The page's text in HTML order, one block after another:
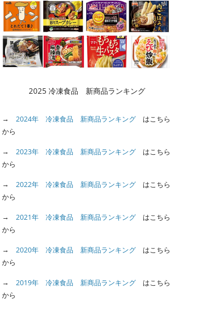
2025 冷凍食品 新商品ランキング
→ 2024年 冷凍食品 新商品ランキング はこちら
から
→ 2023年 冷凍食品 新商品ランキング はこちら
から
→ 2022年 冷凍食品 新商品ランキング はこちら
から
→ 2021年 冷凍食品 新商品ランキング はこちら
から
→ 2020年 冷凍食品 新商品ランキング はこちら
から
→ 2019年 冷凍食品 新商品ランキング はこちら
から